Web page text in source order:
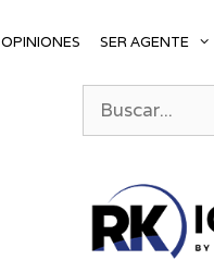
OPINIONES SER AGENTE